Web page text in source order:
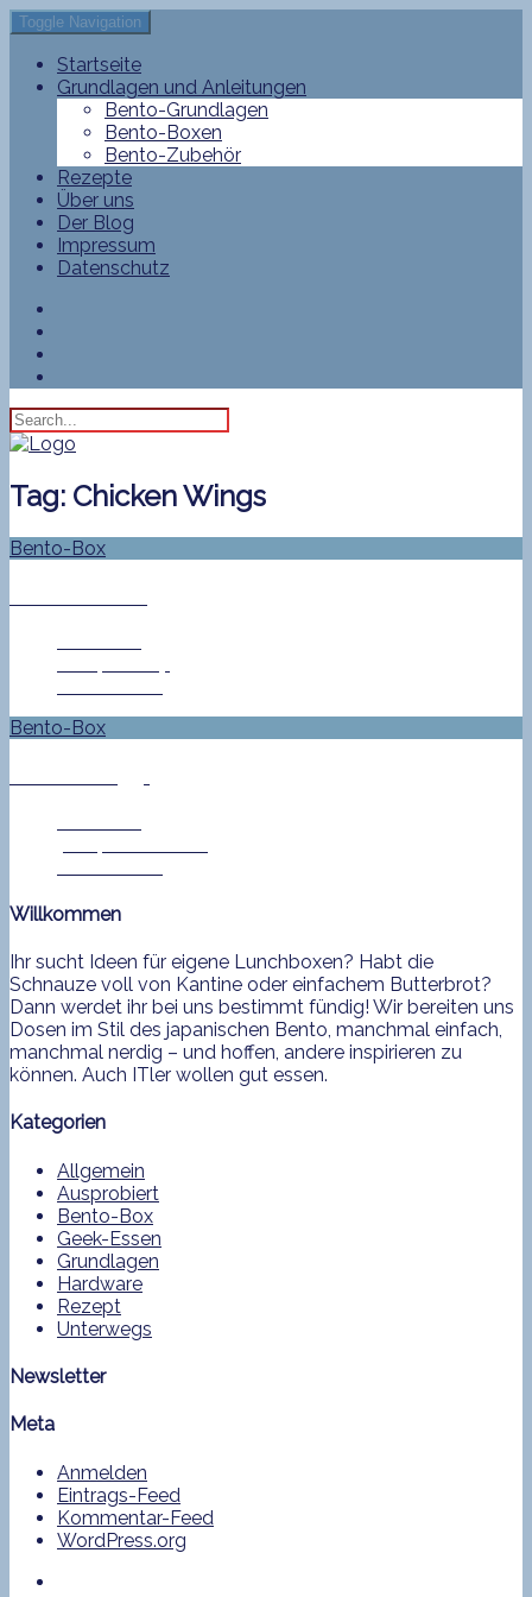
Toggle Navigation
Startseite
Grundlagen und Anleitungen
Bento-Grundlagen
Bento-Boxen
Bento-Zubehör
Rezepte
Über uns
Der Blog
Impressum
Datenschutz
Tag: Chicken Wings
Bento-Box
Bento-Box
Willkommen
Ihr sucht Ideen für eigene Lunchboxen? Habt die
Schnauze voll von Kantine oder einfachem Butterbrot?
Dann werdet ihr bei uns bestimmt fündig! Wir bereiten uns
Dosen im Stil des japanischen Bento, manchmal einfach,
manchmal nerdig – und hoffen, andere inspirieren zu
können. Auch ITler wollen gut essen.
Kategorien
Allgemein
Ausprobiert
Bento-Box
Geek-Essen
Grundlagen
Hardware
Rezept
Unterwegs
Newsletter
Meta
Anmelden
Eintrags-Feed
Kommentar-Feed
WordPress.org